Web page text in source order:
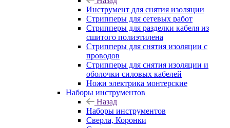
Инструмент для снятия изоляции
Стрипперы для сетевых работ
Стрипперы для разделки кабеля из
сшитого полиэтилена
Cтрипперы для снятия изоляции с
проводов
Стрипперы для снятия изоляции и
оболочки силовых кабелей
Ножи электрика монтерские
Наборы инструментов
Назад
Наборы инструментов
Сверла, Коронки